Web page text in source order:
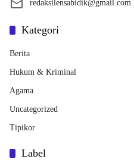
redaksilensabidik@gmail.com
Kategori
Berita
Hukum & Kriminal
Agama
Uncategorized
Tipikor
Label